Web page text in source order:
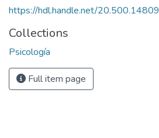
https://hdl.handle.net/
Collections
Psicología
Full item page